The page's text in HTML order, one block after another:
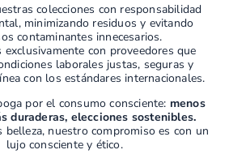
colecciones con responsabilidad
minimizando residuos y evitando
contaminantes innecesarios.
exclusivamente con proveedores que
laborales justas, seguras y
con los estándares internacionales.
por el consumo consciente: menos
duraderas, elecciones sostenibles.
belleza, nuestro compromiso es con un
lujo consciente y ético.